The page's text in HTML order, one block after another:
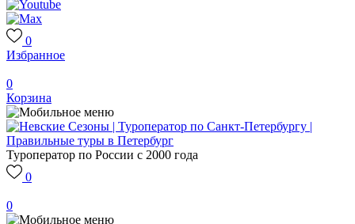
0
Избранное
0
Корзина
Туроператор по России с 2000 года
0
0